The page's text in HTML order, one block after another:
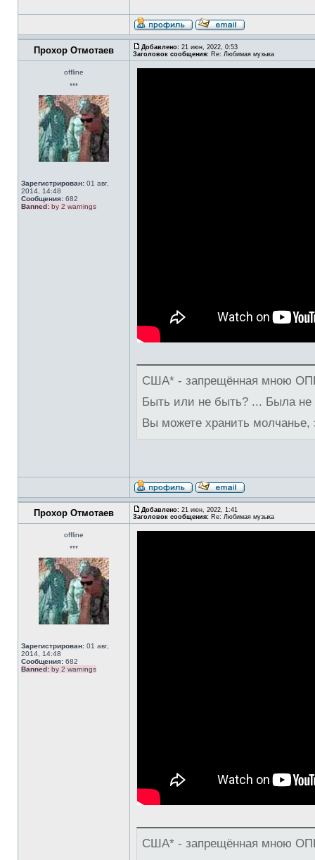
Прохор Отмотаев Добавлено: 21 июн, 2022, 0:53
Заголовок сообщения: Re: Любимая музыка
offline
***
Зарегистрирован: 01 авг,
2014, 14:48
Сообщения: 682
Banned: by 2 warnings
США* - запрещённая мною
Быть или не быть? ... Была
Вы можете хранить молчанье,
Прохор Отмотаев Добавлено: 21 июн, 2022, 1:41
Заголовок сообщения: Re: Любимая музыка
offline
***
Зарегистрирован: 01 авг,
2014, 14:48
Сообщения: 682
Banned: by 2 warnings
США* - запрещённая мною